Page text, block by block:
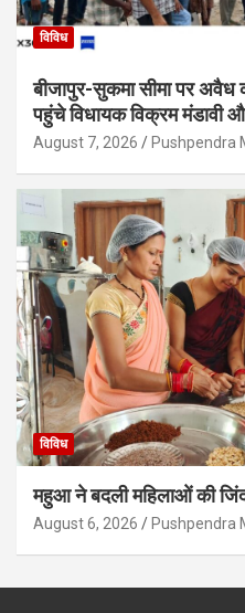
विविध
बीजापुर-सुकमा सीमा पर
पहुंचे विधायक विक्रम मंडावी
August 7, 2026 Pushpendra
विविध
महुआ ने बदली महिलाओं की
August 6, 2026 Pushpendra